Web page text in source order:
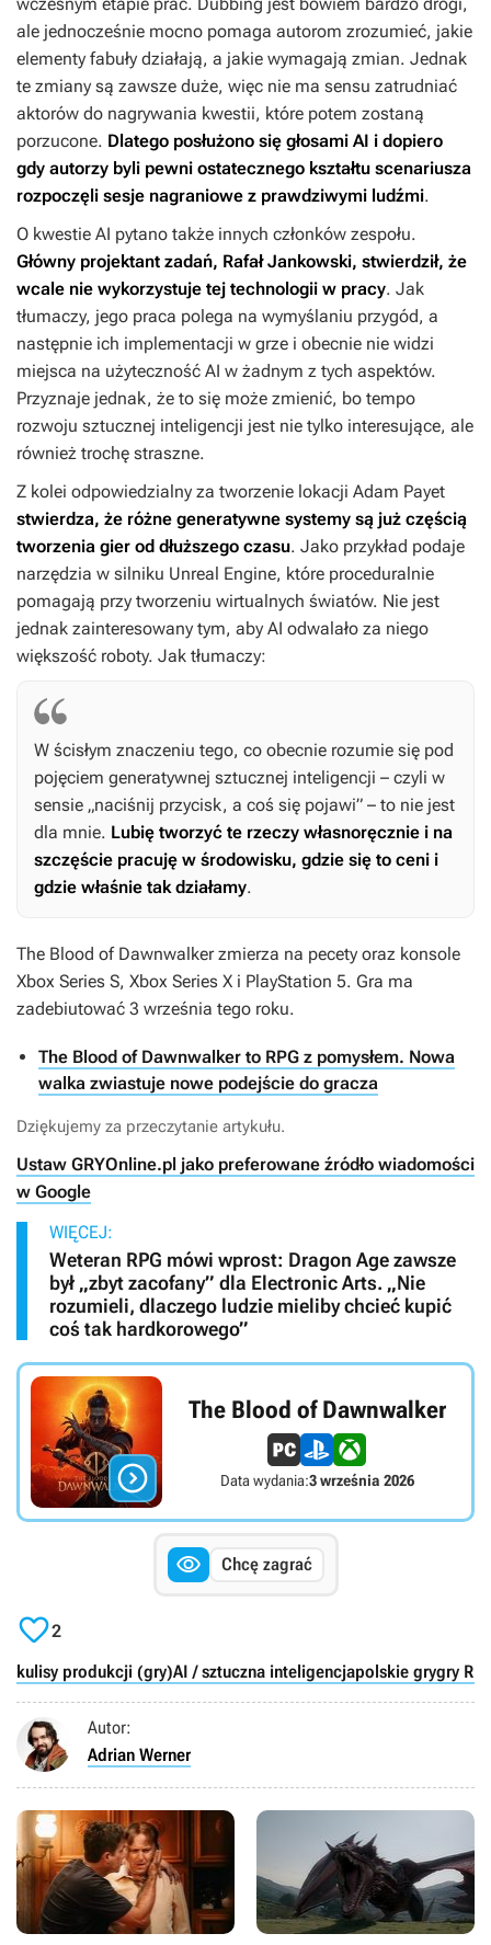
ale jednocześnie mocno pomaga autorom zrozumieć, jakie
elementy fabuły działają, a jakie wymagają zmian. Jednak
te zmiany są zawsze duże, więc nie ma sensu zatrudniać
aktorów do nagrywania kwestii, które potem zostaną
porzucone. Dlatego posłużono się głosami AI i dopiero
gdy autorzy byli pewni ostatecznego kształtu scenariusza
rozpoczęli sesje nagraniowe z prawdziwymi ludźmi.
O kwestie AI pytano także innych członków zespołu.
Główny projektant zadań, Rafał Jankowski, stwierdził, że
wcale nie wykorzystuje tej technologii w pracy. Jak
tłumaczy, jego praca polega na wymyślaniu przygód, a
następnie ich implementacji w grze i obecnie nie widzi
miejsca na użyteczność AI w żadnym z tych aspektów.
Przyznaje jednak, że to się może zmienić, bo tempo
rozwoju sztucznej inteligencji jest nie tylko interesujące, ale
również trochę straszne.
Z kolei odpowiedzialny za tworzenie lokacji Adam Payet
stwierdza, że różne generatywne systemy są już częścią
tworzenia gier od dłuższego czasu. Jako przykład podaje
narzędzia w silniku Unreal Engine, które proceduralnie
pomagają przy tworzeniu wirtualnych światów. Nie jest
jednak zainteresowany tym, aby AI odwalało za niego
większość roboty. Jak tłumaczy:
W ścisłym znaczeniu tego, co obecnie rozumie się pod
pojęciem generatywnej sztucznej inteligencji – czyli w
sensie „naciśnij przycisk, a coś się pojawi” – to nie jest
dla mnie. Lubię tworzyć te rzeczy własnoręcznie i na
szczęście pracuję w środowisku, gdzie się to ceni i
gdzie właśnie tak działamy.
The Blood of Dawnwalkerzmierza na pecety oraz konsole
Xbox Series S, Xbox Series X i PlayStation 5. Gra ma
zadebiutować 3 września tego roku.
The Blood of Dawnwalker to RPG z pomysłem. Nowa
walka zwiastuje nowe podejście do gracza
Dziękujemy za przeczytanie artykułu.
Ustaw GRYOnline.pl jako preferowane źródło wiadomości
w Google
WIĘCEJ:
Weteran RPG mówi wprost: Dragon Age zawsze
był „zbyt zacofany” dla Electronic Arts. „Nie
rozumieli, dlaczego ludzie mieliby chcieć kupić
coś tak hardkorowego”

The Blood of Dawnwalker
Data wydania:3 września 2026
 Chcę zagrać
2
kulisy produkcji (gry)AI / sztuczna inteligencjapolskie grygry
Autor:
Adrian Werner